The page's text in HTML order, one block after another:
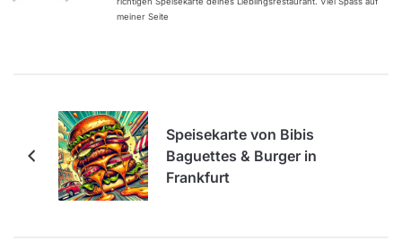
meiner Seite
Speisekarte von Bibis
Baguettes & Burger in
Frankfurt